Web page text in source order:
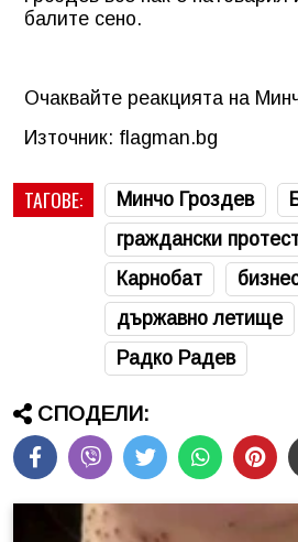
балите сено.
Очаквайте реакцията на
Източник: flagman.bg
ТАГОВЕ: Минчо Гроздев
граждански
Карнобат
държавно летище
Радко Радев
СПОДЕЛИ: